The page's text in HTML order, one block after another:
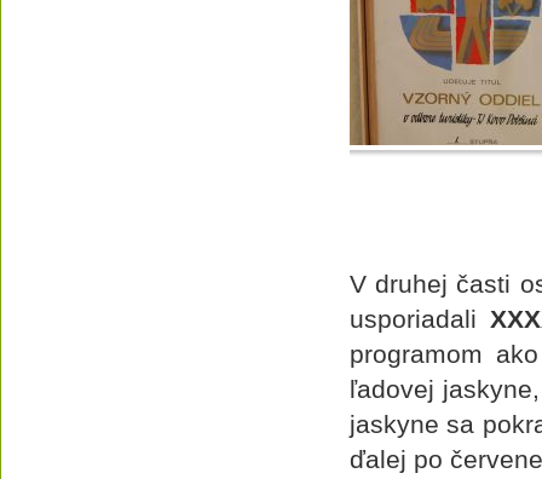
V druhej časti
usporiadali
programom
ľadovej
jaskyne sa
ďalej po